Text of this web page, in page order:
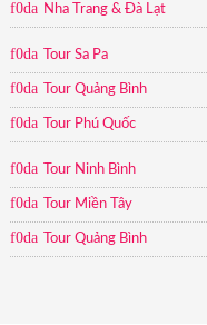
Nha Trang & Đà Lạt
Tour Sa Pa
Tour Quảng Bình
Tour Phú Quốc
Tour Ninh Bình
Tour Miền Tây
Tour Quảng Bình